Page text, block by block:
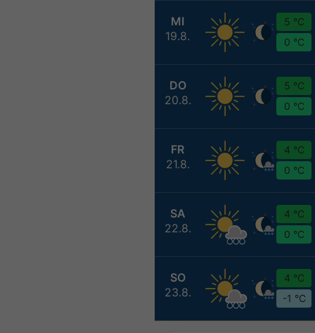
MI
19.8.
5 °C
0 °C
DO
20.8.
5 °C
0 °C
FR
21.8.
4 °C
0 °C
SA
22.8.
4 °C
0 °C
SO
23.8.
4 °C
-1 °C